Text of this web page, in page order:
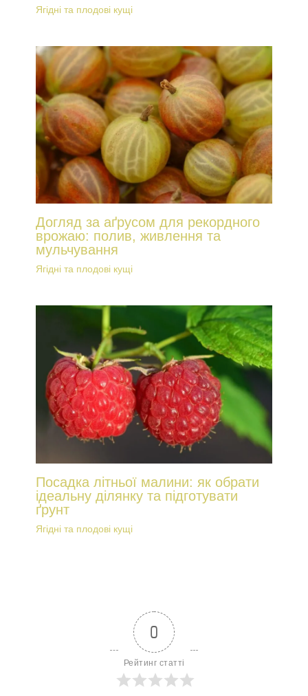
Ягідні та плодові кущі
Догляд за аґрусом для рекордного
врожаю: полив, живлення та
мульчування
Ягідні та плодові кущі
Посадка літньої малини: як обрати
ідеальну ділянку та підготувати
ґрунт
Ягідні та плодові кущі
0
Рейтинг статті